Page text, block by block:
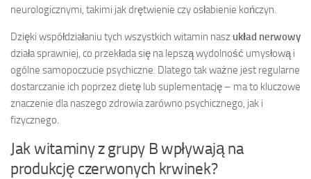
neurologicznymi, takimi jak drętwienie czy osłabienie kończyn.
Dzięki współdziałaniu tych wszystkich witamin nasz układ nerwowy
działa sprawniej, co przekłada się na lepszą wydolność umysłową i
ogólne samopoczucie psychiczne. Dlatego tak ważne jest regularne
dostarczanie ich poprzez dietę lub suplementację – ma to kluczowe
znaczenie dla naszego zdrowia zarówno psychicznego, jak i
fizycznego.
Jak witaminy z grupy B wpływają na
produkcję czerwonych krwinek?